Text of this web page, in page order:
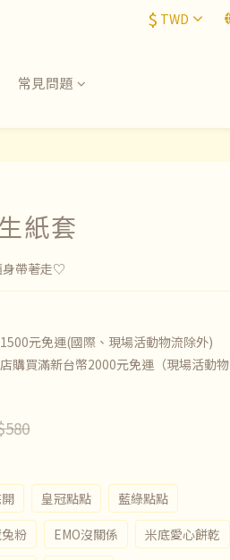
$ TWD
常見問題
紙套
身帶著走♡
元免運(國際、現場活動物流除外)
購買滿新台幣2000元免運（現場活動物
皇冠點點
藍綠點點
粉 EMO沒關係
米底愛心餅乾